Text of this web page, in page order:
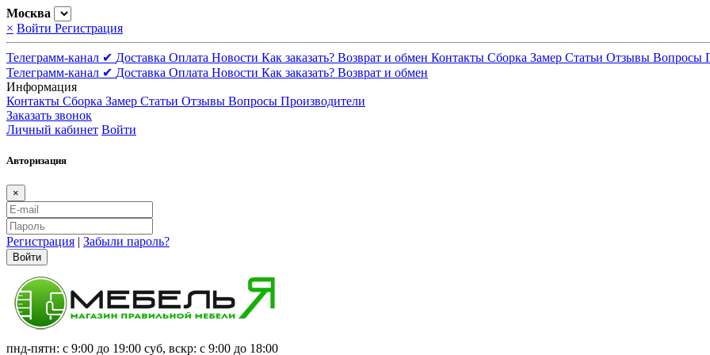
Москва
× Войти Регистрация
Телеграмм-канал ✔ Доставка Оплата Новости Как заказать? Возврат и обмен Контакты Сборка Замер Статьи Отзывы Вопросы
Телеграмм-канал ✔ Доставка Оплата Новости Как заказать? Возврат и обмен
Информация
Контакты Сборка Замер Статьи Отзывы Вопросы Производители
Заказать звонок
Личный кабинет Войти
Авторизация
×
Регистрация | Забыли пароль?
Войти
пнд-пятн: с 9:00 до 19:00 суб, вскр: с 9:00 до 18:00